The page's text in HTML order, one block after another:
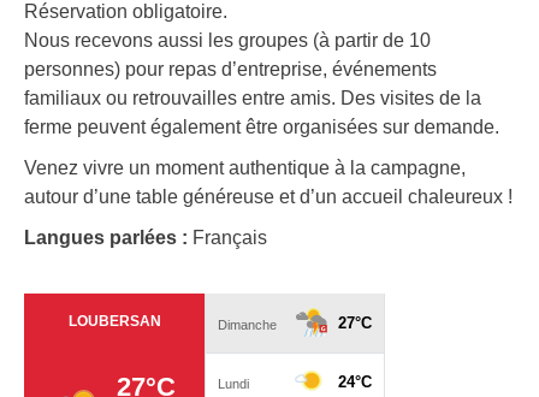
Réservation obligatoire.
Nous recevons aussi les groupes (à partir de 10
personnes) pour repas d’entreprise, événements
familiaux ou retrouvailles entre amis. Des visites de la
ferme peuvent également être organisées sur demande.
Venez vivre un moment authentique à la campagne,
autour d’une table généreuse et d’un accueil chaleureux !
Langues parlées : Français